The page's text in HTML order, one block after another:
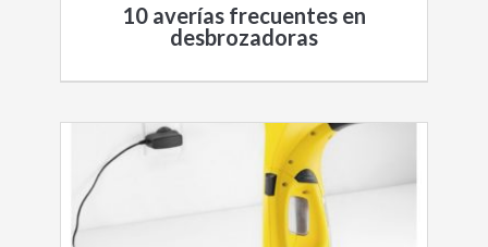
10 averías frecuentes en
desbrozadoras